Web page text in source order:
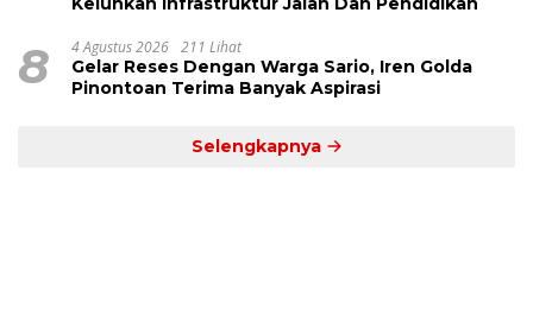
8 4 Agustus 2026 211 Lihat
Gelar Reses Dengan Warga Sario, Iren Golda
Pinontoan Terima Banyak Aspirasi
Selengkapnya